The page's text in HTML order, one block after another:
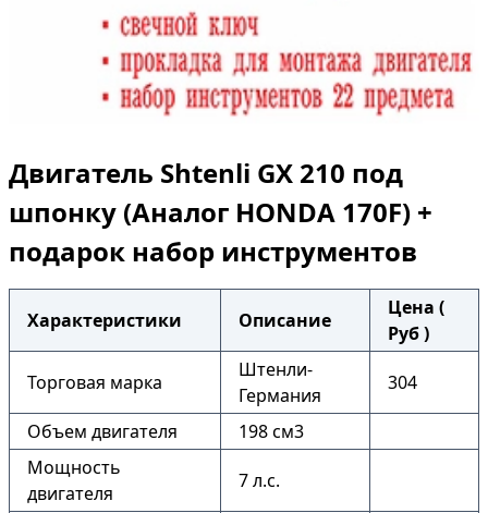
Двигатель Shtenli GX 210 под
шпонку (Аналог HONDA 170F) +
подарок набор инструментов
Характеристики Описание
Цена (
Руб )
Торговая марка
Штенли-
Германия
304
Объем двигателя
198 см3
Мощность
двигателя
7 л.с.